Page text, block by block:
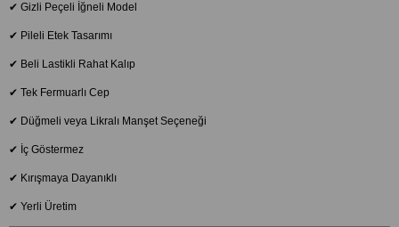
✔ Gizli Peçeli İğneli Model
✔ Pileli Etek Tasarımı
✔ Beli Lastikli Rahat Kalıp
✔ Tek Fermuarlı Cep
✔ Düğmeli veya Likralı Manşet Seçeneği
✔ İç Göstermez
✔ Kırışmaya Dayanıklı
✔ Yerli Üretim